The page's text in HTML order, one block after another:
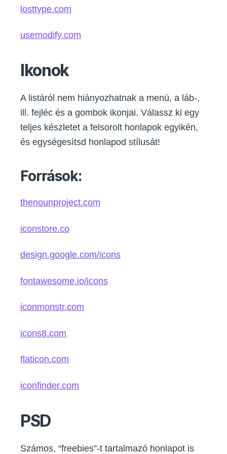
losttype.com
usemodify.com
Ikonok
A listáról nem hiányozhatnak a menü, a láb-,
ill. fejléc és a gombok ikonjai. Válassz ki egy
teljes készletet a felsorolt honlapok egyikén,
és egységesítsd honlapod stílusát!
Források:
thenounproject.com
iconstore.co
design.google.com/icons
fontawesome.io/icons
iconmonstr.com
icons8.com
flaticon.com
iconfinder.com
PSD
Számos, “freebies”-t tartalmazó honlapot is